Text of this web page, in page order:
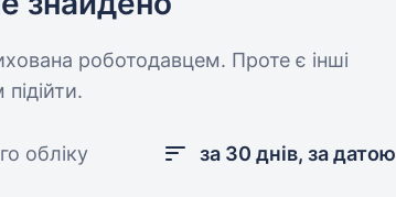
роботодавцем. Проте є інші
обліку
за 30 днів, за датою